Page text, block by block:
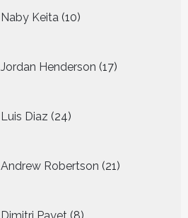
Naby Keita 10
producten
Jordan Henderson 17
producten
Luis Diaz 24
producten
Andrew Robertson 21
producten